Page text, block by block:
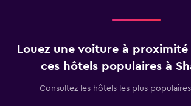
Louez une voiture à proximité
ces hôtels populaires à
Consultez les hôtels les plus